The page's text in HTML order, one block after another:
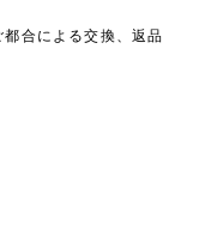
合による交換、返品